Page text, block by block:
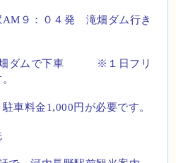
AM ９：０４発 滝畑ダム行き
畑ダムで下車 ※１日フリ
車料金1,000円が必要です。